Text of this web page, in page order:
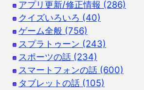
アプリ更新/修正情報 (286)
クイズいろいろ (40)
ゲーム全般 (756)
スプラトゥーン (243)
スポーツの話 (234)
スマートフォンの話 (600)
タブレットの話 (105)